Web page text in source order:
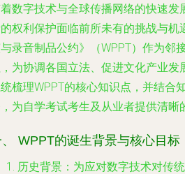
数字技术与全球传播网络的快速发
权利保护面临前所未有的挑战与机
录音制品公约》（WPPT）作为邻
为协调各国立法、促进文化产业发
梳理WPPT的核心知识点，并结合
为自学考试考生及从业者提供清晰
WPPT的诞生背景与核心目标
历史背景 ：为应对数字技术对传